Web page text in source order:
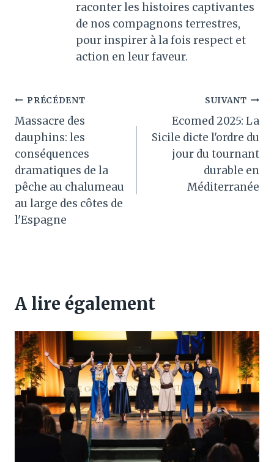
raconter les histoires captivantes
de nos compagnons terrestres,
pour inspirer à la fois respect et
action en leur faveur.
Navigation
de
l’article
PRÉCÉDENT
Massacre des
dauphins: les
conséquences
dramatiques de la
pêche au chalumeau
au large des côtes de
l'Espagne
SUIVANT
Ecomed 2025: La
Sicile dicte l'ordre du
jour du tournant
durable en
Méditerranée
A lire également